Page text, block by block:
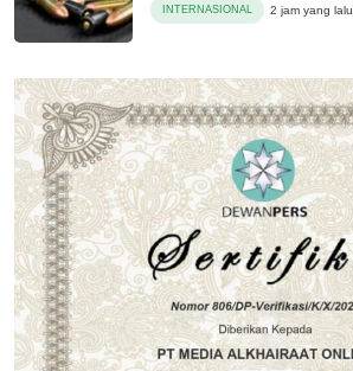
INTERNASIONAL 2 jam yang lalu